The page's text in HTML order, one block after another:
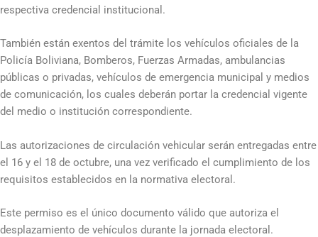
respectiva credencial institucional.
También están exentos del trámite los vehículos oficiales de la
Policía Boliviana, Bomberos, Fuerzas Armadas, ambulancias
públicas o privadas, vehículos de emergencia municipal y medios
de comunicación, los cuales deberán portar la credencial vigente
del medio o institución correspondiente.
Las autorizaciones de circulación vehicular serán entregadas entre
el 16 y el 18 de octubre, una vez verificado el cumplimiento de los
requisitos establecidos en la normativa electoral.
Este permiso es el único documento válido que autoriza el
desplazamiento de vehículos durante la jornada electoral.